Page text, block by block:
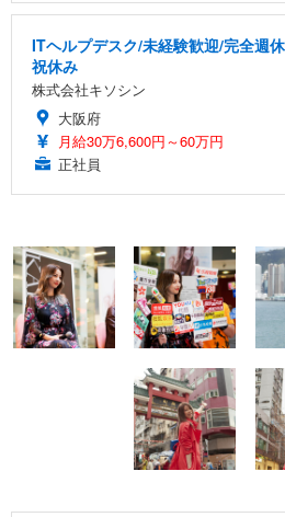
ITヘルプデスク/未経験歓迎/完全週
祝休み
株式会社キソシン
大阪府
月給30万6,600円～60万円
正社員